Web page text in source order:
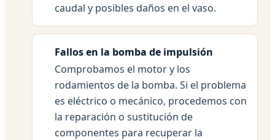
caudal y posibles daños en el vaso.
Fallos en la bomba de impulsión
Comprobamos el motor y los
rodamientos de la bomba. Si el problema
es eléctrico o mecánico, procedemos con
la reparación o sustitución de
componentes para recuperar la